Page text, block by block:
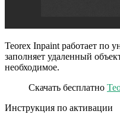
Teorex Inpaint работает по
заполняет удаленный
необходимое.
Скачать бесплатно
Инструкция по активации